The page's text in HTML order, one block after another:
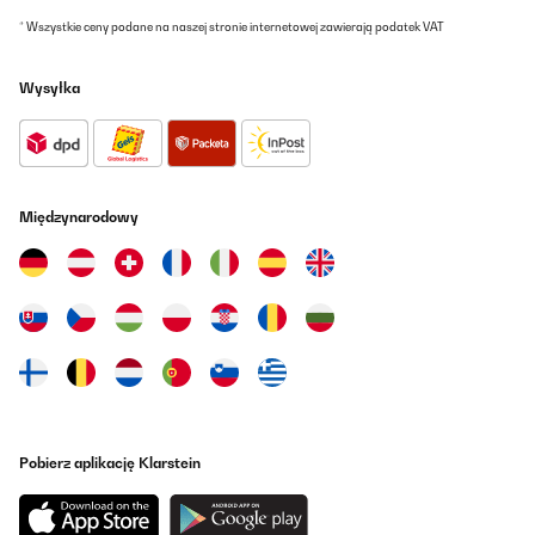
* Wszystkie ceny podane na naszej stronie internetowej zawierają podatek VAT
Wysyłka
Międzynarodowy
Pobierz aplikację Klarstein